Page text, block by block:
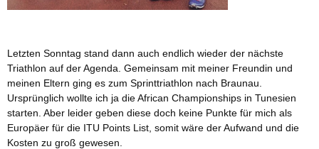
Letzten Sonntag stand dann auch endlich wieder der nächste
Triathlon auf der Agenda. Gemeinsam mit meiner Freundin und
meinen Eltern ging es zum Sprinttriathlon nach Braunau.
Ursprünglich wollte ich ja die African Championships in Tunesien
starten. Aber leider geben diese doch keine Punkte für mich als
Europäer für die ITU Points List, somit wäre der Aufwand und die
Kosten zu groß gewesen.